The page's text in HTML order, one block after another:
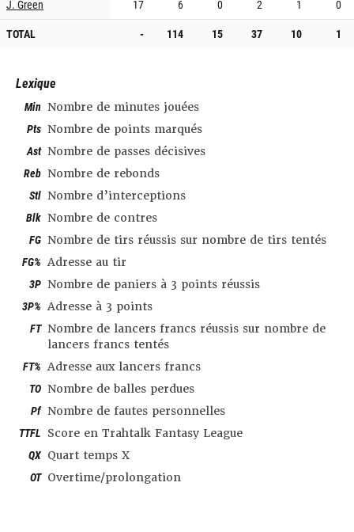
J. Green
17 6 0 2 1
0
TOTAL
- 114 15 37 10 1
Lexique
Min Nombre de minutes jouées
Pts Nombre de points marqués
Ast Nombre de passes décisives
Reb Nombre de rebonds
Stl Nombre d’interceptions
Blk Nombre de contres
FG Nombre de tirs réussis sur nombre de tirs tentés
FG% Adresse au tir
3P Nombre de paniers à 3 points réussis
3P% Adresse à 3 points
FT Nombre de lancers francs réussis sur nombre de
lancers francs tentés
FT% Adresse aux lancers francs
TO Nombre de balles perdues
Pf Nombre de fautes personnelles
TTFL Score en Trahtalk Fantasy League
QX Quart temps X
OT Overtime/prolongation